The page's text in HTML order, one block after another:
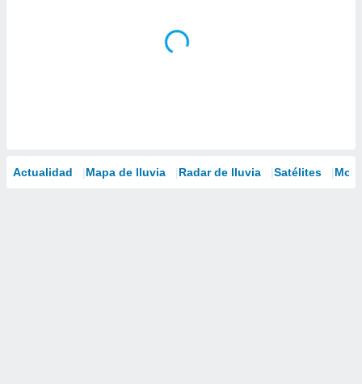
Actualidad Mapa de lluvia Radar de lluvia Satélites